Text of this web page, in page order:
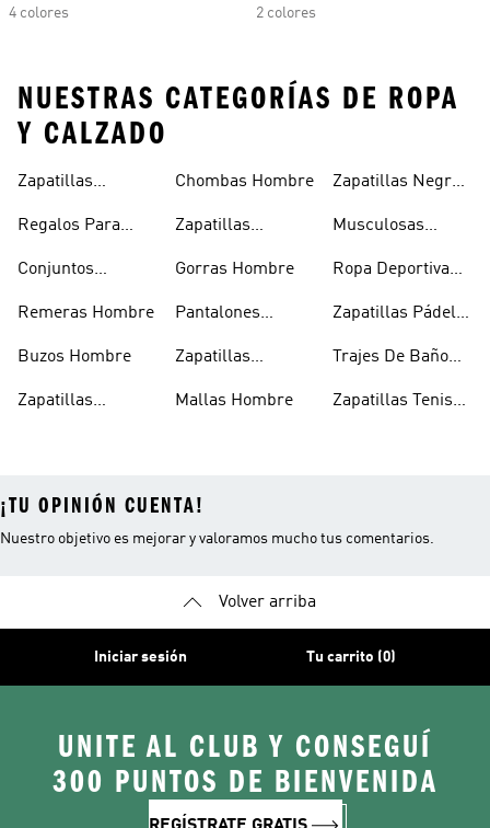
4 colores
2 colores
NUESTRAS CATEGORÍAS DE ROPA
Y CALZADO
Zapatillas
Regalos Para
Conjuntos
Hombre
Remeras Hombre
Buzos Hombre
Zapatillas
Hombre
Chombas Hombre
Zapatillas
Gorras Hombre
Pantalones
Hombre
Zapatillas
Mallas Hombre
Zapatillas Negras
Musculosas
Ropa Deportiva
Zapatillas Pádel
Trajes De Baño
Zapatillas Tenis
¡TU OPINIÓN CUENTA!
Nuestro objetivo es mejorar y valoramos mucho tus comentarios.
Volver arriba
Iniciar sesión Tu carrito (0)
UNITE AL CLUB Y CONSEGUÍ
300 PUNTOS DE BIENVENIDA